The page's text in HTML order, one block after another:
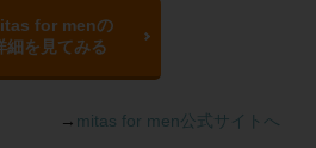
for menの
細を見てみる
→ mitas for men公式サイトへ